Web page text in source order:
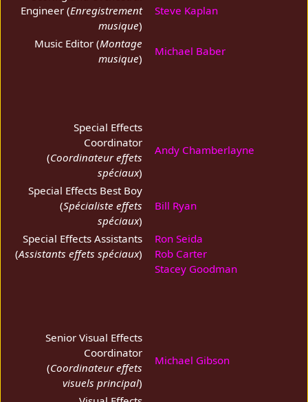
Engineer (Enregistrement
musique)
Steve Kaplan
Music Editor (Montage
musique)
Michael Baber
Special Effects
Coordinator
(Coordinateur effets
spéciaux)
Andy Chamberlayne
Special Effects Best Boy
(Spécialiste effets
spéciaux)
Bill Ryan
Special Effects Assistants
(Assistants effets spéciaux)
Ron Seida
Rob Carter
Stacey Goodman
Senior Visual Effects
Coordinator
(Coordinateur effets
visuels principal)
Michael Gibson